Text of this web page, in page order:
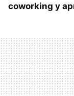
coworking y